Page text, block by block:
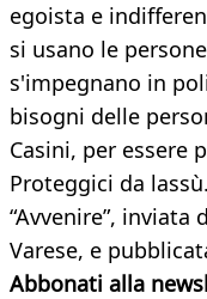
egoista e
si usano le
s'impegnano in
bisogni delle
Casini, per essere
Proteggici da
“Avvenire”, inviata
Varese, e
Abbonati alla